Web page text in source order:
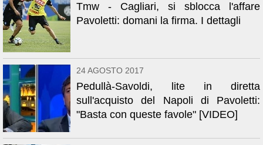
Tmw - Cagliari, si sblocca l'affare
Pavoletti: domani la firma. I dettagli
24 AGOSTO 2017
Pedullà-Savoldi, lite in diretta
sull'acquisto del Napoli di Pavoletti:
"Basta con queste favole" [VIDEO]